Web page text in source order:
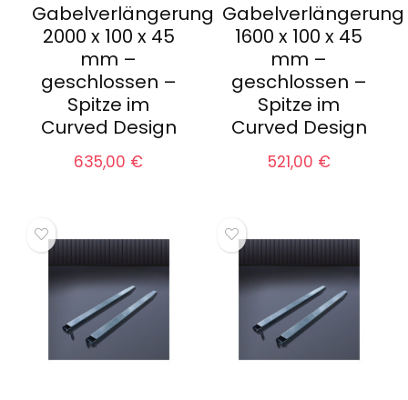
Gabelverlängerung
2000 x 100 x 45
mm –
geschlossen –
Spitze im
Curved Design
635,00 €
Gabelverlängerung
1600 x 100 x 45
mm –
geschlossen –
Spitze im
Curved Design
521,00 €